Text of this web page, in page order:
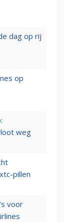
dag op rij
op
weg
pillen
voor